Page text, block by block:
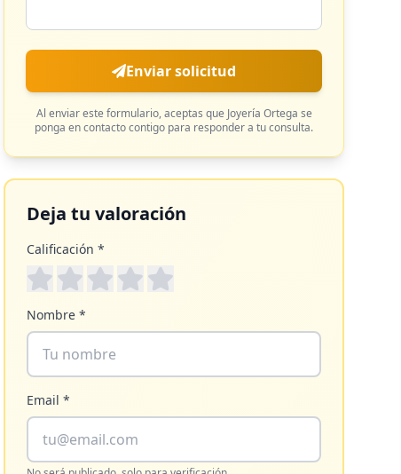
Enviar solicitud
Al enviar este formulario, aceptas que Joyería Ortega se
ponga en contacto contigo para responder a tu consulta.
Deja tu valoración
Calificación *
Nombre *
Email *